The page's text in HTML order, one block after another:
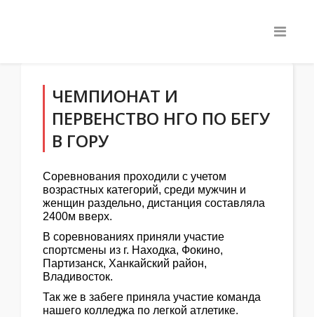
ЧЕМПИОНАТ И
ПЕРВЕНСТВО НГО ПО БЕГУ
В ГОРУ
Соревнования проходили с учетом
возрастных категорий, среди мужчин и
женщин раздельно, дистанция составляла
2400м вверх.
В соревнованиях приняли участие
спортсмены из г. Находка, Фокино,
Партизанск, Ханкайский район,
Владивосток.
Так же в забеге приняла участие команда
нашего колледжа по легкой атлетике.